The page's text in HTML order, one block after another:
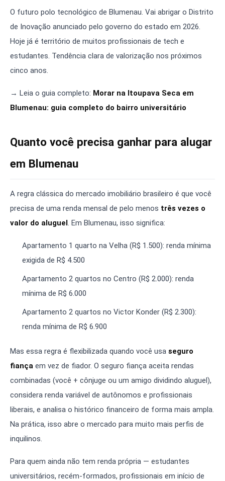
O futuro polo tecnológico de Blumenau. Vai abrigar o Distrito
de Inovação anunciado pelo governo do estado em 2026.
Hoje já é território de muitos profissionais de tech e
estudantes. Tendência clara de valorização nos próximos
cinco anos.
→ Leia o guia completo: Morar na Itoupava Seca em
Blumenau: guia completo do bairro universitário
Quanto você precisa ganhar para alugar
em Blumenau
A regra clássica do mercado imobiliário brasileiro é que você
precisa de uma renda mensal de pelo menos três vezes o
valor do aluguel. Em Blumenau, isso significa:
Apartamento 1 quarto na Velha (R$ 1.500): renda mínima
exigida de R$ 4.500
Apartamento 2 quartos no Centro (R$ 2.000): renda
mínima de R$ 6.000
Apartamento 2 quartos no Victor Konder (R$ 2.300):
renda mínima de R$ 6.900
Mas essa regra é flexibilizada quando você usa seguro
fiança em vez de fiador. O seguro fiança aceita rendas
combinadas (você + cônjuge ou um amigo dividindo aluguel),
considera renda variável de autônomos e profissionais
liberais, e analisa o histórico financeiro de forma mais ampla.
Na prática, isso abre o mercado para muito mais perfis de
inquilinos.
Para quem ainda não tem renda própria — estudantes
universitários, recém-formados, profissionais em início de